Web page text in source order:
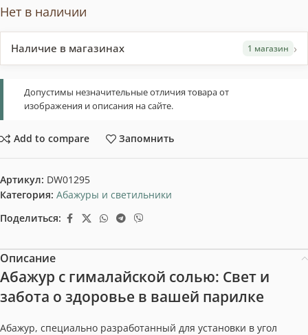
Нет в наличии
Наличие в магазинах 1 магазин ›
Допустимы незначительные отличия товара от
изображения и описания на сайте.
Add to compare Запомнить
Артикул: DW01295
Категория: Абажуры и светильники
Поделиться:
Описание
Абажур с гималайской солью: Свет и
забота о здоровье в вашей парилке
Абажур, специально разработанный для установки в угол